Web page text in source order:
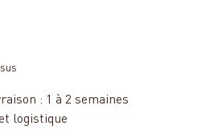
: 1 à 2 semaines
logistique